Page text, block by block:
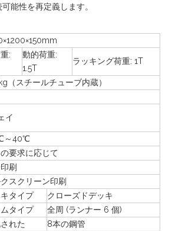
能性を再定義します。
:
動的荷重:
1.5T
ラッキング荷重: 1T
（スチールチューブ内蔵）
イ
～40℃
要求に応じて
刷
スクリーン印刷
タイプ
クローズドデッキ
タイプ
全周 (ランナー 6 個)
れた
8本の鋼管